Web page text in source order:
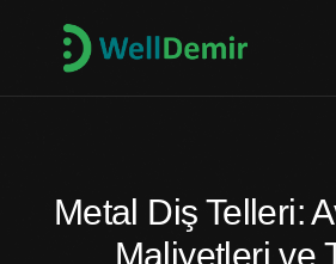
Metal Diş Telleri:
Maliyetleri ve